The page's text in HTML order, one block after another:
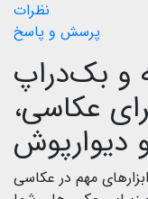
نظرات
پرسش و پاسخ
و بک‌دراپ
عکاسی،
دیوارپوش
مهم در عکاسی